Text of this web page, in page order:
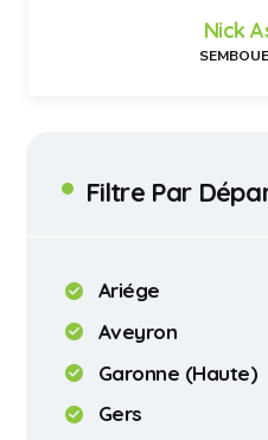
Filtre Par
Ariége
Aveyron
Garonne (Haute)
Gers
Nick